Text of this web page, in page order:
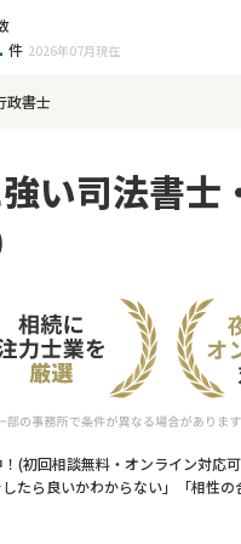
件 2026年07月 現在
政書士
い司法書士
(初回相談無料・オンライン対応
たら良いかわからない」「相性の